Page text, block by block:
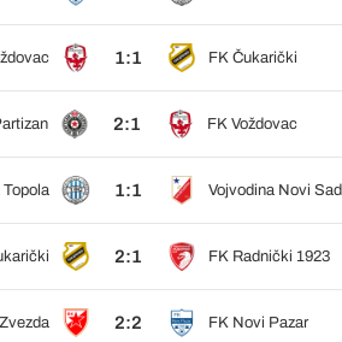
1:1 FK Čukarički
2:1 FK Voždovac
1:1 Vojvodina Novi Sad
2:1 FK Radnički 1923
2:2 FK Novi Pazar